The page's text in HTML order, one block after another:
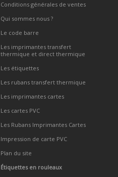
Conditions générales de ventes
Qui sommes nous ?
Le code barre
Les imprimantes transfert
thermique et direct thermique
Les étiquettes
Les rubans transfert thermique
Les imprimantes cartes
Les cartes PVC
Les Rubans Imprimantes Cartes
Impression de carte PVC
Plan du site
Étiquettes en rouleaux